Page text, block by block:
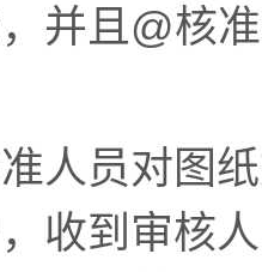
并且@核
人员对图
收到审核